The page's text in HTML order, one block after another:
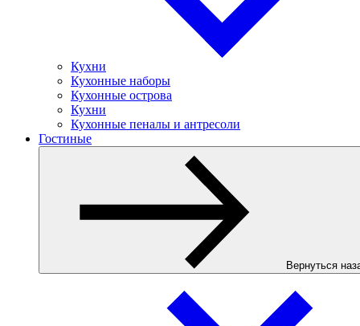
Кухни
Кухонные наборы
Кухонные острова
Кухни
Кухонные пеналы и антресоли
Гостиные
Вернуться